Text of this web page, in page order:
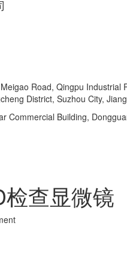
Road, Qingpu
District, Suzhou City,
Commercial Building,
查显微镜